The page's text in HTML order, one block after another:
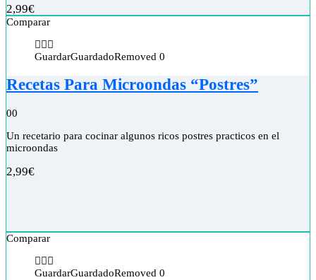
2,99€
Comparar
GuardarGuardadoRemoved 0
Recetas Para Microondas “Postres”
00
Un recetario para cocinar algunos ricos postres practicos en el
microondas
2,99€
Comparar
GuardarGuardadoRemoved 0